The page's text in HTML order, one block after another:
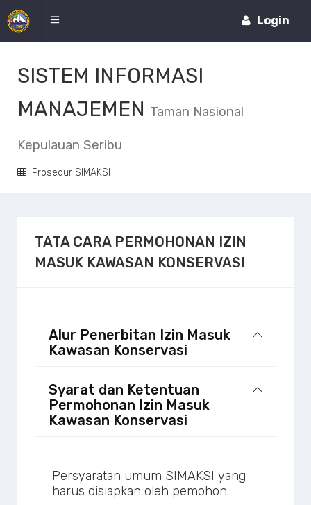
Login
SISTEM INFORMASI
MANAJEMEN Taman Nasional
Kepulauan Seribu
Prosedur SIMAKSI
TATA CARA PERMOHONAN IZIN
MASUK KAWASAN KONSERVASI
Alur Penerbitan Izin Masuk
Kawasan Konservasi
Syarat dan Ketentuan
Permohonan Izin Masuk
Kawasan Konservasi
Persyaratan umum SIMAKSI yang
harus disiapkan oleh pemohon.